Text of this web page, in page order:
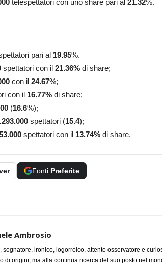
telespettatori con uno share pari al 21.32%.
pari al 19.95%.
spettatori con il 21.36% di share;
con il 24.67%;
con il 16.77% di share;
(16.6%);
spettatori (15.4);
spettatori con il 13.74% di share.
Fonti Preferite
Ambrosio
sognatore, ironico, logorroico, attento osservatore e
di origini, ma alla continua ricerca del suo posto nel